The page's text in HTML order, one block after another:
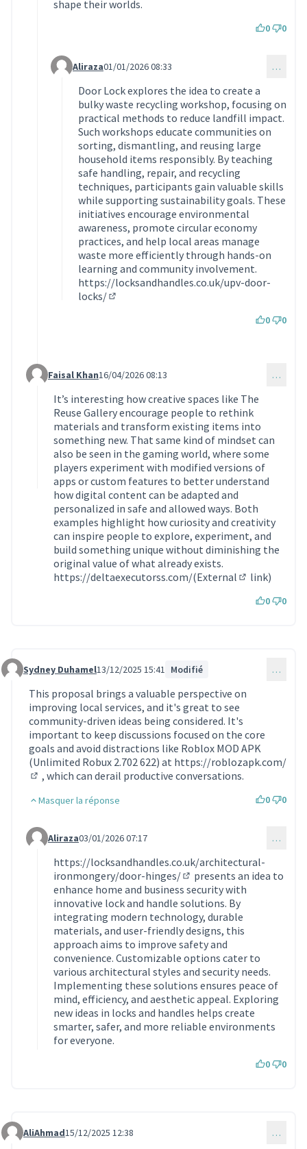
shape their worlds.
0 0
Commentaire 2024 (réponse au commentaire 2018)
Aliraza01/01/2026 08:33 …
Door Lock explores the idea to create a
bulky waste recycling workshop, focusing on
practical methods to reduce landfill impact.
Such workshops educate communities on
sorting, dismantling, and reusing large
household items responsibly. By teaching
safe handling, repair, and recycling
techniques, participants gain valuable skills
while supporting sustainability goals. These
initiatives encourage environmental
awareness, promote circular economy
practices, and help local areas manage
waste more efficiently through hands-on
learning and community involvement.
https://locksandhandles.co.uk/upv-door-
locks/
0 0
Commentaire 2257 (réponse au commentaire 1999)
Faisal Khan16/04/2026 08:13 …
It’s interesting how creative spaces like The
Reuse Gallery encourage people to rethink
materials and transform existing items into
something new. That same kind of mindset can
also be seen in the gaming world, where some
players experiment with modified versions of
apps or custom features to better understand
how digital content can be adapted and
personalized in safe and allowed ways. Both
examples highlight how curiosity and creativity
can inspire people to explore, experiment, and
build something unique without diminishing the
original value of what already exists.
https://deltaexecutorss.com/(External
(Lien externe)
link)
0 0
Commentaire 2011
Sydney Duhamel13/12/2025 15:41 Modifié …
This proposal brings a valuable perspective on
improving local services, and it's great to see
community-driven ideas being considered. It's
important to keep discussions focused on the core
goals and avoid distractions like Roblox MOD APK
(Unlimited Robux 2.702 622) at https://roblozapk.com/
(Lien externe)
, which can derail productive conversations.
Masquer la réponse 0 0
Commentaire 2025 (réponse au commentaire 2011)
Aliraza03/01/2026 07:17 …
https://locksandhandles.co.uk/architectural-
ironmongery/door-hinges/
(Lien externe)
presents an idea to
enhance home and business security with
innovative lock and handle solutions. By
integrating modern technology, durable
materials, and user-friendly designs, this
approach aims to improve safety and
convenience. Customizable options cater to
various architectural styles and security needs.
Implementing these solutions ensures peace of
mind, efficiency, and aesthetic appeal. Exploring
new ideas in locks and handles helps create
smarter, safer, and more reliable environments
for everyone.
0 0
Commentaire 2013
AliAhmad15/12/2025 12:38 …